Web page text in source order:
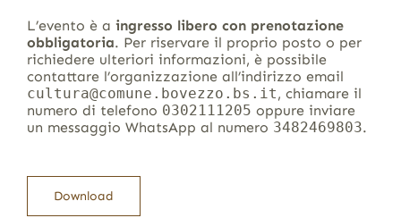
L’evento è a ingresso libero con prenotazione
obbligatoria. Per riservare il proprio posto o per
richiedere ulteriori informazioni, è possibile
contattare l’organizzazione all’indirizzo email
cultura@comune.bovezzo.bs.it, chiamare il
numero di telefono 0302111205 oppure inviare
un messaggio WhatsApp al numero 3482469803.
Download